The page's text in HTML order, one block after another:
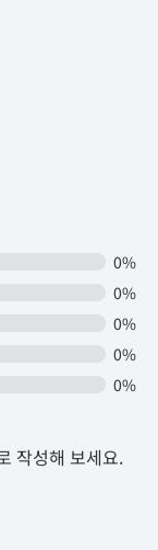
0%
0%
0%
0%
0%
작성해 보세요.